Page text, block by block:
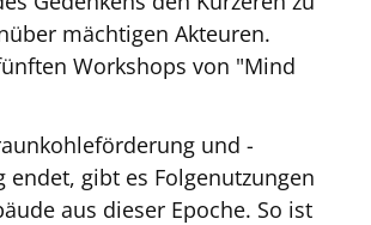
mächtigen Akteuren.
Workshops von "Mind
und -
endet, gibt es Folgenutzungen
aus dieser Epoche. So ist